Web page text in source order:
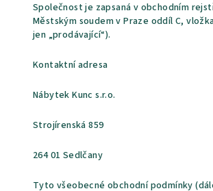
Společnost je zapsaná v obchodním
Městským soudem v Praze oddíl C,
jen „prodávající“).
Kontaktní adresa
Nábytek Kunc s.r.o.
Strojírenská 859
264 01 Sedlčany
Tyto všeobecné obchodní podmínky